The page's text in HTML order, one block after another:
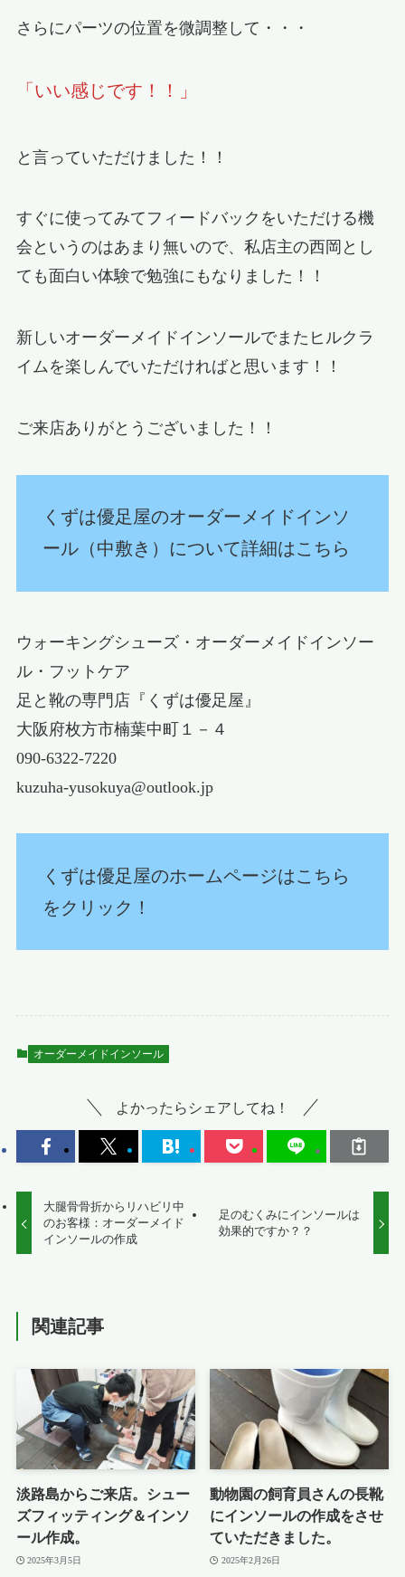
さらにパーツの位置を微調整して・・・
「いい感じです！！」
と言っていただけました！！
すぐに使ってみてフィードバックをいただける機
会というのはあまり無いので、私店主の西岡とし
ても面白い体験で勉強にもなりました！！
新しいオーダーメイドインソールでまたヒルクラ
イムを楽しんでいただければと思います！！
ご来店ありがとうございました！！
くずは優足屋のオーダーメイドインソ
ール（中敷き）について詳細はこちら
ウォーキングシューズ・オーダーメイドインソー
ル・フットケア
足と靴の専門店『くずは優足屋』
大阪府枚方市楠葉中町１－４
090-6322-7220
kuzuha-yusokuya@outlook.jp
くずは優足屋のホームページはこちら
をクリック！
オーダーメイドインソール
よかったらシェアしてね！
大腿骨骨折からリハビリ中
のお客様：オーダーメイド
インソールの作成
足のむくみにインソールは
効果的ですか？？
関連記事
淡路島からご来店。シュー
ズフィッティング＆インソ
ール作成。
2025年3月5日
動物園の飼育員さんの長靴
にインソールの作成をさせ
ていただきました。
2025年2月26日